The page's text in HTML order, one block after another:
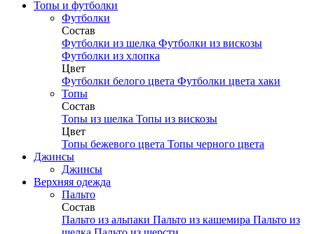
Топы и футболки
Футболки
Состав
Футболки из шелка Футболки из вискозы
Футболки из хлопка
Цвет
Футболки белого цвета Футболки цвета хаки
Топы
Состав
Топы из шелка Топы из вискозы
Цвет
Топы бежевого цвета Топы черного цвета
Джинсы
Джинсы
Верхняя одежда
Пальто
Состав
Пальто из альпаки Пальто из кашемира Пальто из